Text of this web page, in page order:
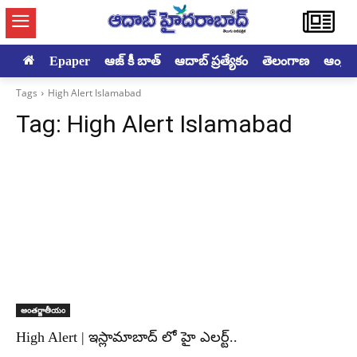
Epaper ఆజ్ కీ బాత్ ఆదాబ్ ప్రత్యేకం తెలంగాణ
Tags High Alert Islamabad
Tag: High Alert Islamabad
అంతర్జాతీయం
High Alert | ఇస్లామాబాద్ లో హై ఎలర్ట్..